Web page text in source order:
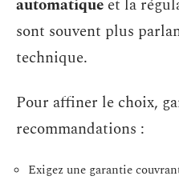
automatique et la
sont souvent plus
technique.
Pour affiner le choix,
recommandations :
Exigez une garantie